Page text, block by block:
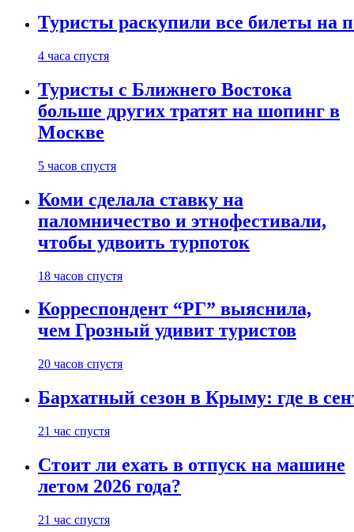
Туристы раскупили все билеты на
4 часа спустя
Туристы с Ближнего Востока
больше других тратят на шопинг в
Москве
5 часов спустя
Коми сделала ставку на
паломничество и этнофестивали,
чтобы удвоить турпоток
18 часов спустя
Корреспондент “РГ” выяснила,
чем Грозный удивит туристов
20 часов спустя
Бархатный сезон в Крыму: где в
21 час спустя
Стоит ли ехать в отпуск на машине
летом 2026 года?
21 час спустя